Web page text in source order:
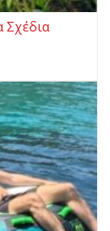
Σχέδια